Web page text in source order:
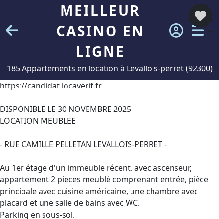
MEILLEUR
CASINO EN
LIGNE
185 Appartements en location à Levallois-perret (92300)
https://candidat.locaverif.fr
DISPONIBLE LE 30 NOVEMBRE 2025
LOCATION MEUBLEE
- RUE CAMILLE PELLETAN LEVALLOIS-PERRET -
Au 1er étage d'un immeuble récent, avec ascenseur,
appartement 2 pièces meublé comprenant entrée, pièce
principale avec cuisine américaine, une chambre avec
placard et une salle de bains avec WC.
Parking en sous-sol.